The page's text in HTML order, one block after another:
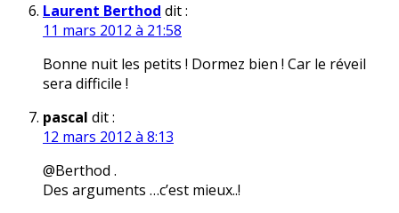
Laurent Berthod dit :
11 mars 2012 à 21:58
Bonne nuit les petits ! Dormez bien ! Car le réveil
sera difficile !
pascal dit :
12 mars 2012 à 8:13
@Berthod .
Des arguments …c’est mieux..!